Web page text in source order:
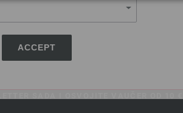
ACCEPT
ZA LANA